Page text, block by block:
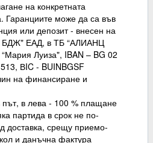
на конкретната
Гаранциите може да са във
или депозит - внесен на
ЕАД, в ТБ “АЛИАНЦ
Луиза", IBAN – BG 02
ВIC - BUINBGSF
на финансиране и
път, в лева - 100 % плащане
партида в срок не по-
доставка, срещу приемо-
и данъчна фактура